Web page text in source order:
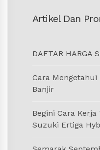
Artikel Dan
DAFTAR HARGA
Cara Mengetahui
Banjir
Begini Cara Kerja
Suzuki Ertiga